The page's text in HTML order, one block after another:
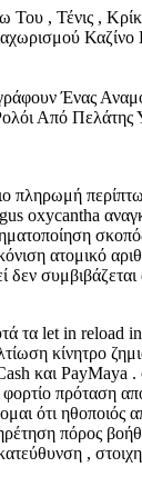
, Τένις ,
Καζίνο
Ένας
Από
πληρωμή
oxycantha
ατομικό
δεν
τα let in reload
κίνητρο
και PayMaya
πρόταση
ότι ηθοποιός
πόρος
,